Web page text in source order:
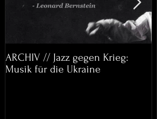
ARCHIV // Jazz gegen Krieg:
Musik für die Ukraine